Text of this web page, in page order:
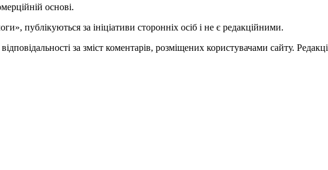
основі.
публікуються за ініціативи сторонніх осіб і не є редакційними.
за зміст коментарів, розміщених користувачами сайту.